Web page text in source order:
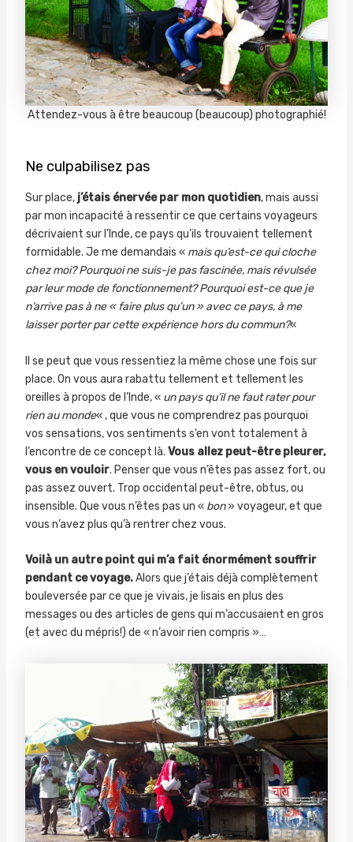
Attendez-vous à être beaucoup (beaucoup) photographié!
Ne culpabilisez pas
Sur place,j’étais énervée par mon quotidien, mais aussi
par mon incapacité à ressentir ce que certains voyageurs
décrivaient sur l’Inde, ce pays qu’ils trouvaient tellement
formidable. Je me demandais « mais qu’est-ce qui cloche
chez moi? Pourquoi ne suis-je pas fascinée, mais révulsée
par leur mode de fonctionnement? Pourquoi est-ce que je
n’arrive pas à ne « faire plus qu’un » avec ce pays, à me
laisser porter par cette expérience hors du commun?«
Il se peut que vous ressentiez la même chose une fois sur
place. On vous aura rabattu tellement et tellement les
oreilles à propos de l’Inde, « un pays qu’il ne faut rater pour
rien au monde« , que vous ne comprendrez pas pourquoi
vos sensations, vos sentiments s’en vont totalement à
l’encontre de ce concept là. Vous allez peut-être pleurer,
vous en vouloir. Penser que vous n’êtes pas assez fort, ou
pas assez ouvert. Trop occidental peut-être, obtus, ou
insensible. Que vous n’êtes pas un « bon» voyageur, et que
vous n’avez plus qu’à rentrer chez vous.
Voilà un autre point qui m’a fait énormément souffrir
pendant ce voyage.Alors que j’étais déjà complètement
bouleversée par ce que je vivais, je lisais en plus des
messages ou des articles de gens qui m’accusaient en gros
(et avec du mépris!) de « n’avoir rien compris »…